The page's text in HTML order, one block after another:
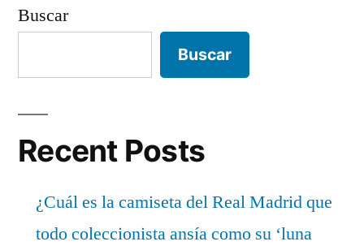
Buscar
Buscar
Recent Posts
¿Cuál es la camiseta del Real Madrid que
todo coleccionista ansía como su ‘luna